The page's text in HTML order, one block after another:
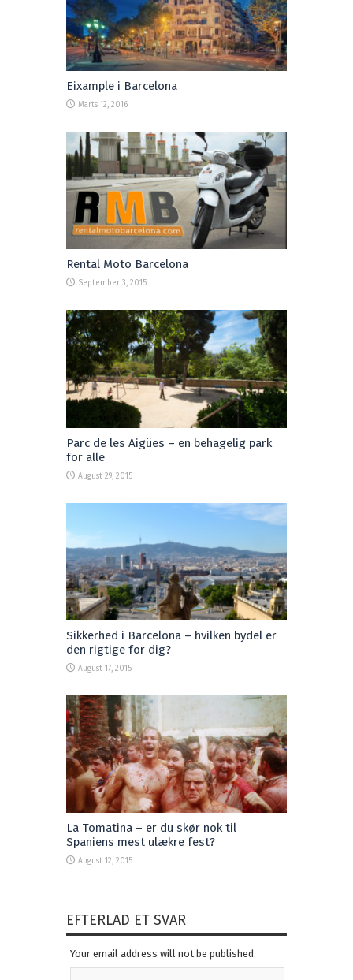
Eixample i Barcelona
Marts 12, 2016
Rental Moto Barcelona
September 3, 2015
Parc de les Aigües – en behagelig park
for alle
August 29, 2015
Sikkerhed i Barcelona – hvilken bydel er
den rigtige for dig?
August 17, 2015
La Tomatina – er du skør nok til
Spaniens mest ulækre fest?
August 12, 2015
EFTERLAD ET SVAR
Your email address will not be published.